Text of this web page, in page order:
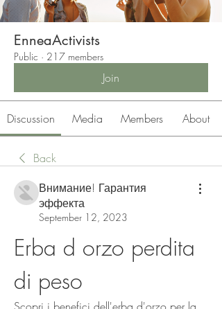
EnneaActivists
Public · 217 members
Join
Discussion Media Members About
Back
Внимание! Гарантия
эффекта
September 12, 2023
Erba d orzo perdita
di peso